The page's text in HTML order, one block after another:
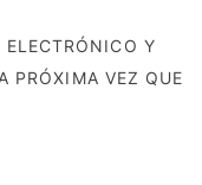
ELECTRÓNICO Y
PRÓXIMA VEZ QUE